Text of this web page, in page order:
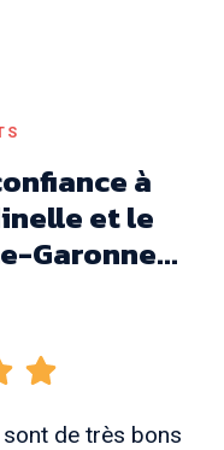
à
et le
Garonne...
de très bons